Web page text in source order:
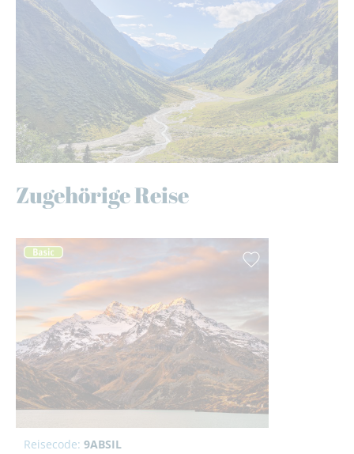
Zugehörige Reise
Reisecode: 9ABSIL